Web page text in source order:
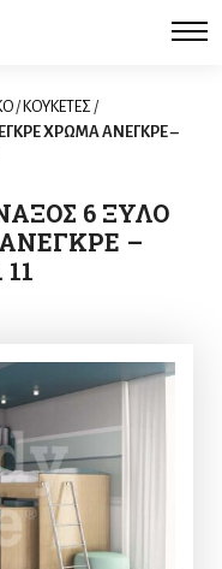
/ KΟΥΚΕΤΕΣ/
ΧΡΩΜΑ ΑΝΕΓΚΡΕ –
6 ΞΥΛΟ
–